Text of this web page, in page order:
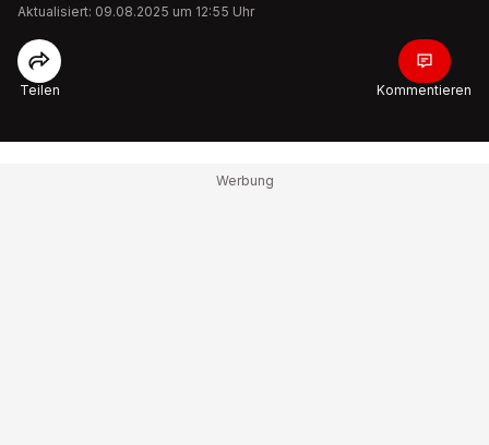
Aktualisiert: 09.08.2025 um 12:55 Uhr
Teilen Kommentieren